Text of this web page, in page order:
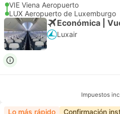
VIE Viena Aeropuerto
LUX Aeropuerto de Luxemburgo
Económica |
Luxair
Impuestos
Lo más rápido Confirmación